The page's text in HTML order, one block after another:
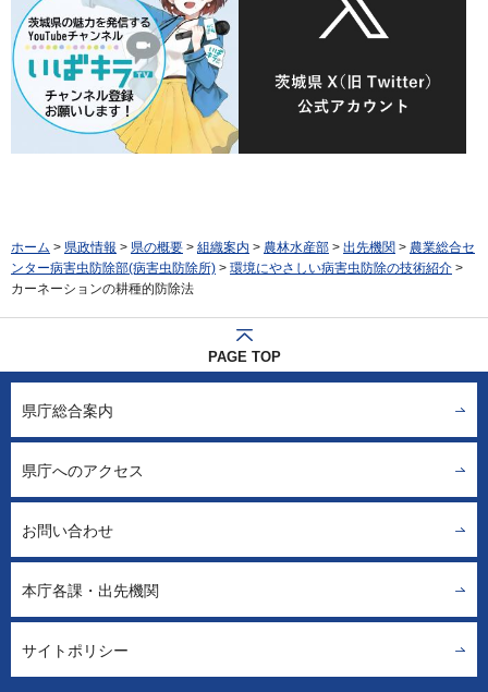
ホーム > 県政情報 > 県の概要 > 組織案内 > 農林水産部 > 出先機関 > 農業総合セ
ンター病害虫防除部(病害虫防除所) > 環境にやさしい病害虫防除の技術紹介 >
カーネーションの耕種的防除法
PAGE TOP
県庁総合案内
県庁へのアクセス
お問い合わせ
本庁各課・出先機関
サイトポリシー